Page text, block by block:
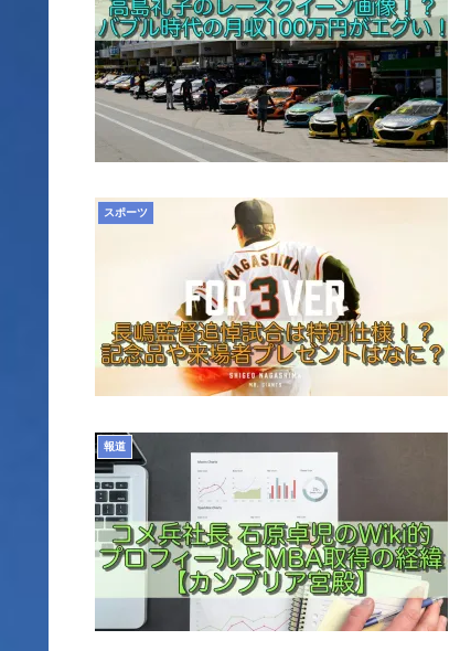
スポーツ
報道